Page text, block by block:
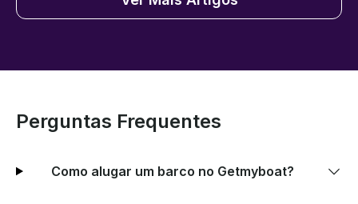
Perguntas Frequentes
Como alugar um barco no Getmyboat?